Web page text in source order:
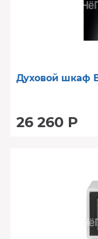
Духовой шкаф
26 260 Р